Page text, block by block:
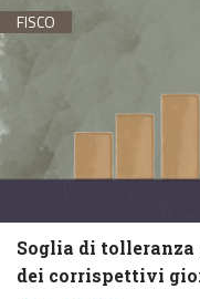
FISCO
Soglia di
dei corrispettivi